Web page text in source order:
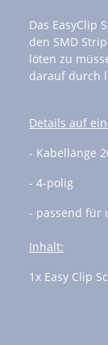
Das EasyClip
den SMD
löten zu
darauf durch
Details auf
- Kabellänge
- 4-polig
- passend für
Inhalt:
1x Easy Clip